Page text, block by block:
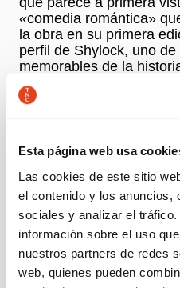
Esta página web usa
Las cookies de este sitio
el contenido y los anuncios,
sociales y analizar el
información sobre el uso
nuestros partners de redes
web, quienes pueden
«comedia romántica»
la obra en su primera
perfil de Shylock, uno
memorables de la
dramática, todo es tan
nos priva de refugiarnos
esquematismos. El
marcado
y nos sitúa sin
recesión económica.
Autoría
William Shakespeare